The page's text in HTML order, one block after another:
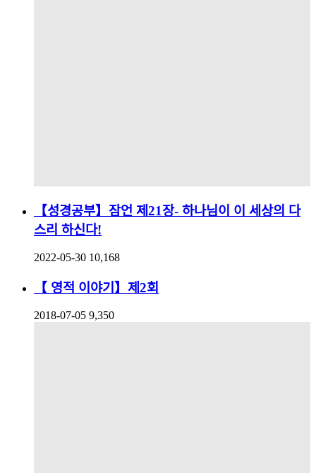
【성경공부】잠언 제21장- 하나님이 이 세상의 다
스리 하신다!
2022-05-30 10,168
【 영적 이야기】제2회
2018-07-05 9,350